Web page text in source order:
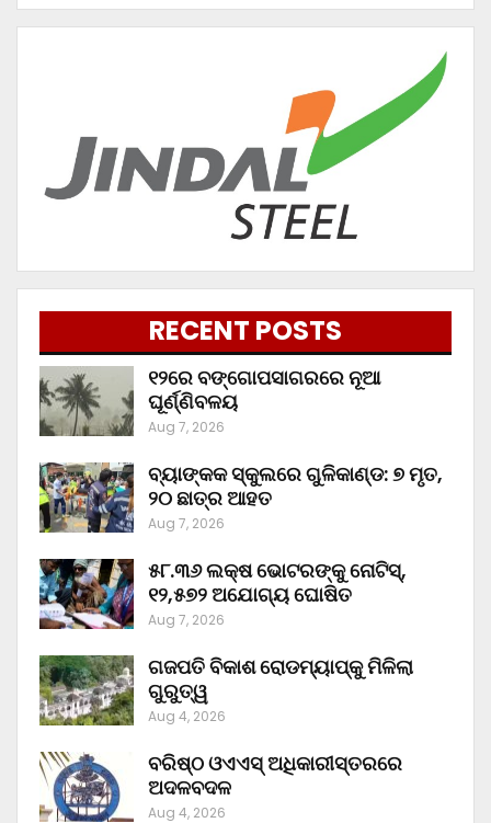
RECENT POSTS
୧୨ରେ ବଙ୍ଗୋପସାଗରରେ ନୂଆ
ଘୂର୍ଣ୍ଣିବଳୟ
Aug 7, 2026
ବ୍ୟାଙ୍କକ ସ୍କୁଲରେ ଗୁଳିକାଣ୍ଡ: ୭ ମୃତ,
୨୦ ଛାତ୍ର ଆହତ
Aug 7, 2026
୫୮.୩୬ ଲକ୍ଷ ଭୋଟରଙ୍କୁ ନୋଟିସ୍‌,
୧୨,୫୭୨ ଅଯୋଗ୍ୟ ଘୋଷିତ
Aug 7, 2026
ଗଜପତି ବିକାଶ ରୋଡମ୍ୟାପ୍‌କୁ ମିଳିଲା
ଗୁରୁତ୍ୱ
Aug 4, 2026
ବରିଷ୍ଠ ଓଏଏସ୍‌ ଅଧିକାରୀସ୍ତରରେ
ଅଦଳବଦଳ
Aug 4, 2026